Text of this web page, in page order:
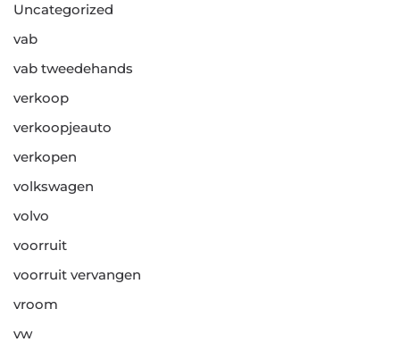
Uncategorized
vab
vab tweedehands
verkoop
verkoopjeauto
verkopen
volkswagen
volvo
voorruit
voorruit vervangen
vroom
vw